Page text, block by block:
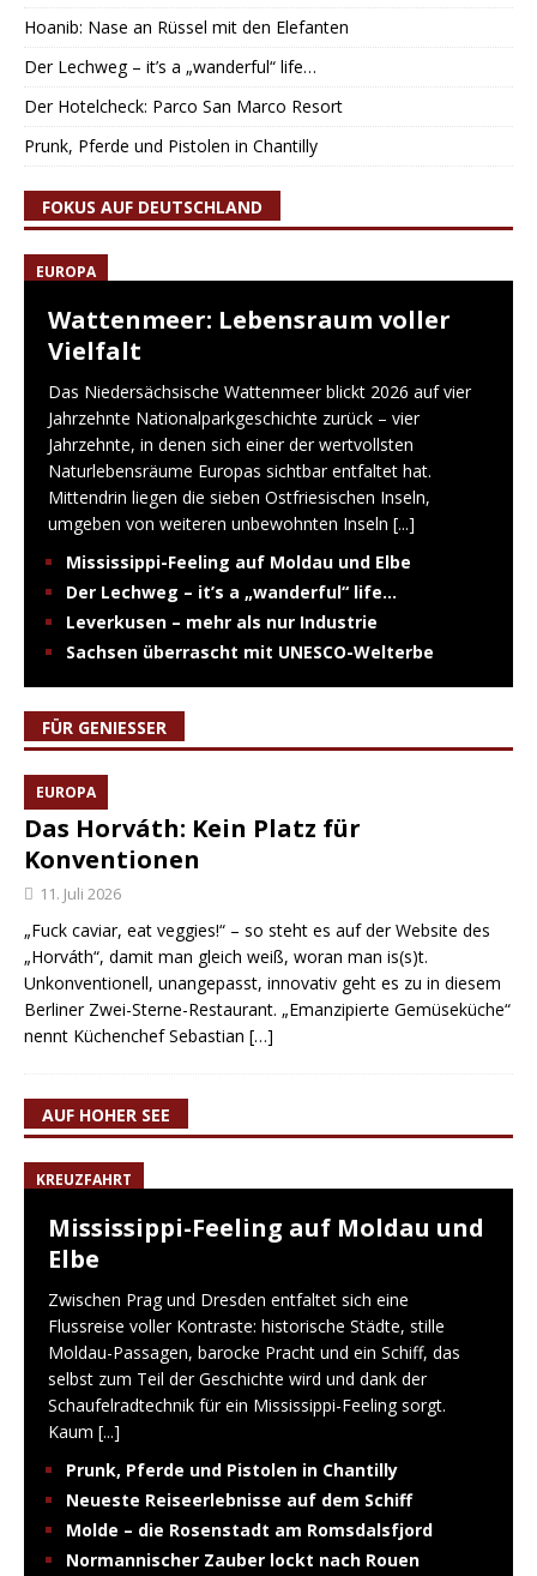
Hoanib: Nase an Rüssel mit den Elefanten
Der Lechweg – it’s a „wanderful“ life…
Der Hotelcheck: Parco San Marco Resort
Prunk, Pferde und Pistolen in Chantilly
FOKUS AUF DEUTSCHLAND
EUROPA
Wattenmeer: Lebensraum voller
Vielfalt
Das Niedersächsische Wattenmeer blickt 2026 auf vier
Jahrzehnte Nationalparkgeschichte zurück – vier
Jahrzehnte, in denen sich einer der wertvollsten
Naturlebensräume Europas sichtbar entfaltet hat.
Mittendrin liegen die sieben Ostfriesischen Inseln,
umgeben von weiteren unbewohnten Inseln [...]
Mississippi-Feeling auf Moldau und Elbe
Der Lechweg – it’s a „wanderful“ life…
Leverkusen – mehr als nur Industrie
Sachsen überrascht mit UNESCO-Welterbe
FÜR GENIESSER
EUROPA
Das Horváth: Kein Platz für
Konventionen
11. Juli 2026
„Fuck caviar, eat veggies!“ – so steht es auf der Website des
„Horváth“, damit man gleich weiß, woran man is(s)t.
Unkonventionell, unangepasst, innovativ geht es zu in diesem
Berliner Zwei-Sterne-Restaurant. „Emanzipierte Gemüseküche“
nennt Küchenchef Sebastian […]
AUF HOHER SEE
KREUZFAHRT
Mississippi-Feeling auf Moldau und
Elbe
Zwischen Prag und Dresden entfaltet sich eine
Flussreise voller Kontraste: historische Städte, stille
Moldau-Passagen, barocke Pracht und ein Schiff, das
selbst zum Teil der Geschichte wird und dank der
Schaufelradtechnik für ein Mississippi-Feeling sorgt.
Kaum [...]
Prunk, Pferde und Pistolen in Chantilly
Neueste Reiseerlebnisse auf dem Schiff
Molde – die Rosenstadt am Romsdalsfjord
Normannischer Zauber lockt nach Rouen